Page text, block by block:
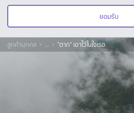
ยอมรับ
ลูกค้าบุคคล ... "ตาก" เอาไว้ในใจเธอ